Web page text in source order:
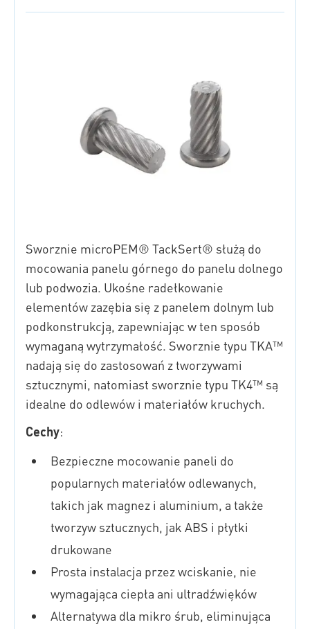
Sworznie microPEM® TackSert® służą do
mocowania panelu górnego do panelu dolnego
lub podwozia. Ukośne radełkowanie
elementów zazębia się z panelem dolnym lub
podkonstrukcją, zapewniając w ten sposób
wymaganą wytrzymałość. Sworznie typu TKA™
nadają się do zastosowań z tworzywami
sztucznymi, natomiast sworznie typu TK4™ są
idealne do odlewów i materiałów kruchych.
Cechy:
Bezpieczne mocowanie paneli do
popularnych materiałów odlewanych,
takich jak magnez i aluminium, a także
tworzyw sztucznych, jak ABS i płytki
drukowane
Prosta instalacja przez wciskanie, nie
wymagająca ciepła ani ultradźwięków
Alternatywa dla mikro śrub, eliminująca